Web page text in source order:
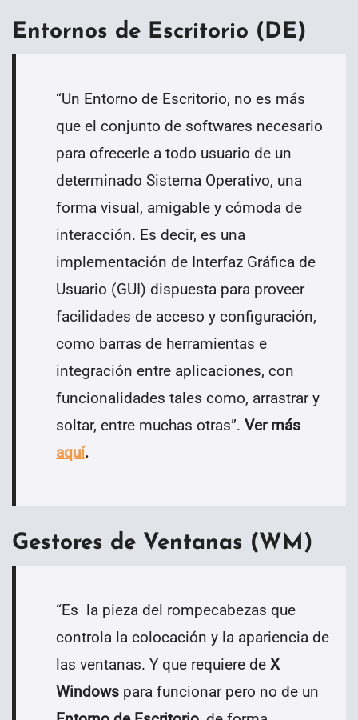
Entornos de Escritorio (DE)
“Un Entorno de Escritorio, no es más
que el conjunto de softwares necesario
para ofrecerle a todo usuario de un
determinado Sistema Operativo, una
forma visual, amigable y cómoda de
interacción. Es decir, es una
implementación de Interfaz Gráfica de
Usuario (GUI) dispuesta para proveer
facilidades de acceso y configuración,
como barras de herramientas e
integración entre aplicaciones, con
funcionalidades tales como, arrastrar y
soltar, entre muchas otras”. Ver más
aquí.
Gestores de Ventanas (WM)
“Es la pieza del rompecabezas que
controla la colocación y la apariencia de
las ventanas. Y que requiere de X
Windows para funcionar pero no de un